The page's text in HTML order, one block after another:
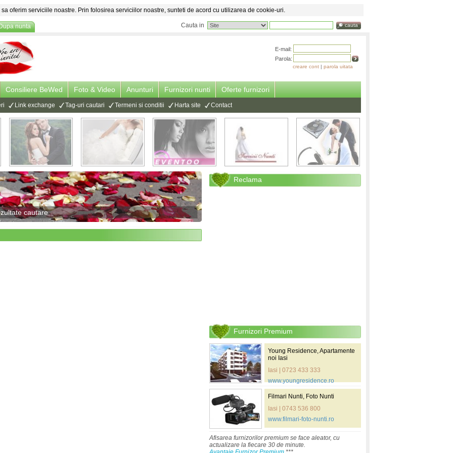
oferim serviciile noastre. Prin folosirea serviciilor noastre, sunteti de acord cu utilizarea de cookie-uri.
nunta Cauta in cauta
E-mail:
Parola:
creare cont | parola uitata
Consiliere BeWed Foto & Video Anunturi Furnizori nunti Oferte furnizori
Link exchange Tag-uri cautari Termeni si conditii Harta site Contact
cautare
Reclama
Furnizori Premium
Young Residence, Apartamente
noi Iasi
Iasi | 0723 433 333
www.youngresidence.ro
Filmari Nunti, Foto Nunti
Iasi | 0743 536 800
www.filmari-foto-nunti.ro
Afisarea furnizorilor premium se face aleator, cu
actualizare la fiecare 30 de minute.